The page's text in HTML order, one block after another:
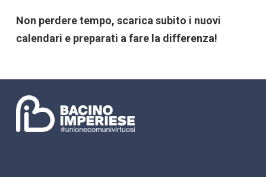
Non perdere tempo, scarica subito i nuovi
calendari e preparati a fare la differenza!